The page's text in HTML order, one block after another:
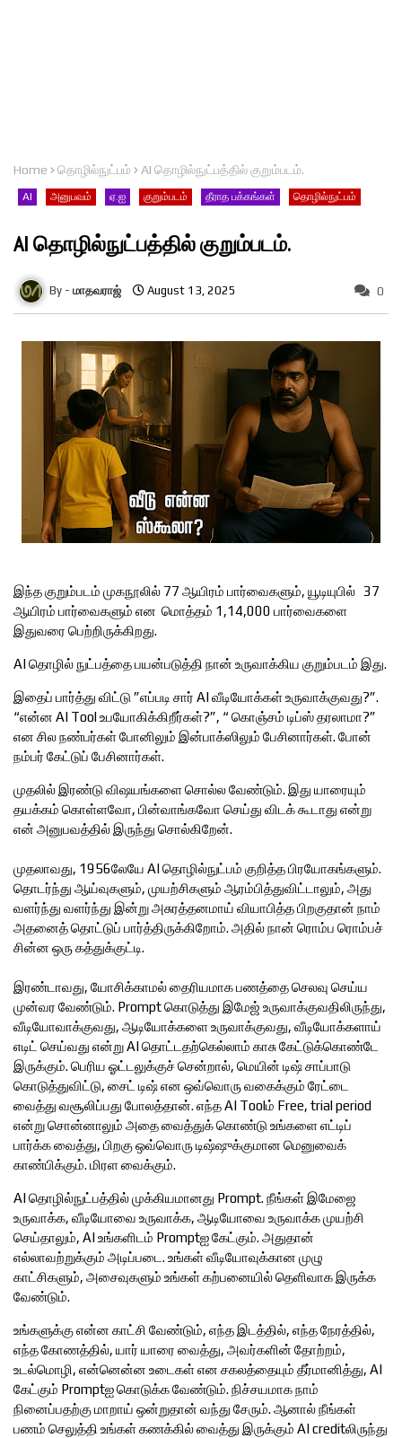
Home தொழில்நுட்பம் AI தொழில்நுட்பத்தில் குறும்படம்.
AI அனுபவம் ஏ.ஐ குறும்படம் தீராத பக்கங்கள் தொழில்நுட்பம்
AI தொழில்நுட்பத்தில் குறும்படம்.
மாதவராஜ் August 13, 2025 0
இந்த குறும்படம் முகநூலில் 77 ஆயிரம் பார்வைகளும், யூடியுபில் 37
ஆயிரம் பார்வைகளும் என மொத்தம் 1,14,000 பார்வைகளை
இதுவரை பெற்றிருக்கிறது.
AI தொழில் நுட்பத்தை பயன்படுத்தி நான் உருவாக்கிய குறும்படம் இது.
இதைப் பார்த்து விட்டு ”எப்படி சார் AI வீடியோக்கள் உருவாக்குவது?”.
“என்ன AI Tool உபயோகிக்கிறீர்கள்?”, “ கொஞ்சம் டிப்ஸ் தரலாமா?”
என சில நண்பர்கள் போனிலும் இன்பாக்ஸிலும் பேசினார்கள். போன்
நம்பர் கேட்டுப் பேசினார்கள்.
முதலில் இரண்டு விஷயங்களை சொல்ல வேண்டும். இது யாரையும்
தயக்கம் கொள்ளவோ, பின்வாங்கவோ செய்து விடக் கூடாது என்று
என் அனுபவத்தில் இருந்து சொல்கிறேன்.
முதலாவது, 1956லேயே AI தொழில்நுட்பம் குறித்த பிரயோகங்களும்.
தொடர்ந்து ஆய்வுகளும், முயற்சிகளும் ஆரம்பித்துவிட்டாலும், அது
வளர்ந்து வளர்ந்து இன்று அசுரத்தனமாய் வியாபித்த பிறகுதான் நாம்
அதனைத் தொட்டுப் பார்த்திருக்கிறோம். அதில் நான் ரொம்ப ரொம்பச்
சின்ன ஒரு கத்துக்குட்டி.
இரண்டாவது, யோசிக்காமல் தைரியமாக பணத்தை செலவு செய்ய
முன்வர வேண்டும். Prompt கொடுத்து இமேஜ் உருவாக்குவதிலிருந்து,
வீடியோவாக்குவது, ஆடியோக்களை உருவாக்குவது, வீடியோக்களாய்
எடிட் செய்வது என்று AI தொட்டதற்கெல்லாம் காசு கேட்டுக்கொண்டே
இருக்கும். பெரிய ஓட்டலுக்குச் சென்றால், மெயின் டிஷ் சாப்பாடு
கொடுத்துவிட்டு, சைட் டிஷ் என ஒவ்வொரு வகைக்கும் ரேட்டை
வைத்து வசூலிப்பது போலத்தான். எந்த AI Toolம் Free, trial period
என்று சொன்னாலும் அதை வைத்துக் கொண்டு உங்களை எட்டிப்
பார்க்க வைத்து, பிறகு ஒவ்வொரு டிஷ்ஷுக்குமான மெனுவைக்
காண்பிக்கும். மிரள வைக்கும்.
AI தொழில்நுட்பத்தில் முக்கியமானது Prompt. நீங்கள் இமேஜை
உருவாக்க, வீடியோவை உருவாக்க, ஆடியோவை உருவாக்க முயற்சி
செய்தாலும், AI உங்களிடம் Promptஐ கேட்கும். அதுதான்
எல்லாவற்றுக்கும் அடிப்படை. உங்கள் வீடியோவுக்கான முழு
காட்சிகளும், அசைவுகளும் உங்கள் கற்பனையில் தெளிவாக இருக்க
வேண்டும்.
உங்களுக்கு என்ன காட்சி வேண்டும், எந்த இடத்தில், எந்த நேரத்தில்,
எந்த கோணத்தில், யார் யாரை வைத்து, அவர்களின் தோற்றம்,
உடல்மொழி, என்னென்ன உடைகள் என சகலத்தையும் தீர்மானித்து, AI
கேட்கும் Promptஐ கொடுக்க வேண்டும். நிச்சயமாக நாம்
நினைப்பதற்கு மாறாய் ஒன்றுதான் வந்து சேரும். ஆனால் நீங்கள்
பணம் செலுத்தி உங்கள் கணக்கில் வைத்து இருக்கும் AI creditலிருந்து